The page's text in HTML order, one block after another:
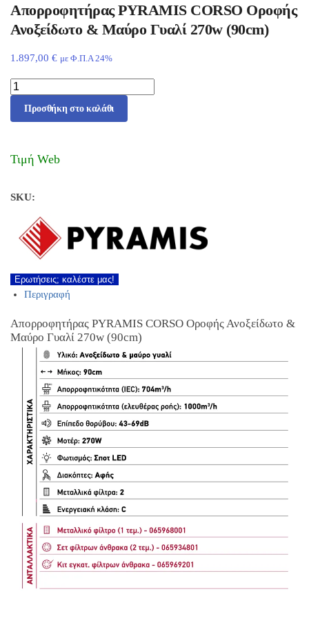
Απορροφητήρας PYRAMIS CORSO Οροφής
Ανοξείδωτο & Μαύρο Γυαλί 270w (90cm)
1.897,00 € με Φ.Π.Α 24%
Προσθήκη στο καλάθι
Τιμή Web
SKU:
Ερωτήσεις; καλέστε μας!
Περιγραφή
Απορροφητήρας PYRAMIS CORSO Οροφής Ανοξείδωτο &
Μαύρο Γυαλί 270w (90cm)